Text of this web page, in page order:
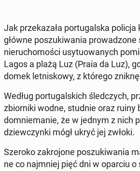
Jak prze­ka­za­ła por­tu­gal­ska policja
główne po­szu­ki­wa­nia pro­wa­dzo­ne
nie­ru­cho­mo­ści usy­tu­owa­nych
Lagos a plażą Luz (Praia da Luz),
domek let­ni­sko­wy, z którego
Według por­tu­gal­skich śled­czych,
zbior­ni­ki wodne, studnie oraz ruiny
do­mnie­ma­nie, że w jednym z nich
dziew­czyn­ki mógł ukryć jej zwłoki.
Szeroko za­kro­jo­ne po­szu­ki­wa­nia
ne co naj­mniej pięć dni w oparciu o